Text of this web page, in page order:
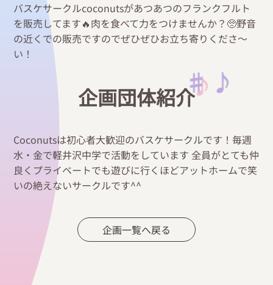
バスケサークルcoconutsがあつあつのフランクフルト
を販売してます🔥肉を食べて力をつけませんか？🥺野音
の近くでの販売ですのでぜひぜひお立ち寄りくださ〜
い！
企画団体紹介
♫ ♩
♩
♯ ♪
♪
Coconutsは初心者大歓迎のバスケサークルです！毎週
水・金で軽井沢中学で活動をしています 全員がとても仲
良くプライベートでも遊びに行くほどアットホームで笑
いの絶えないサークルです^^
企画一覧へ戻る